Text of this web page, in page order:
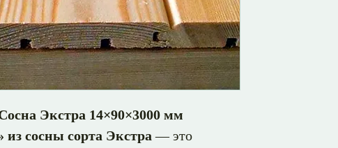
Экстра 14×90×3000 мм
сосны сорта Экстра — это